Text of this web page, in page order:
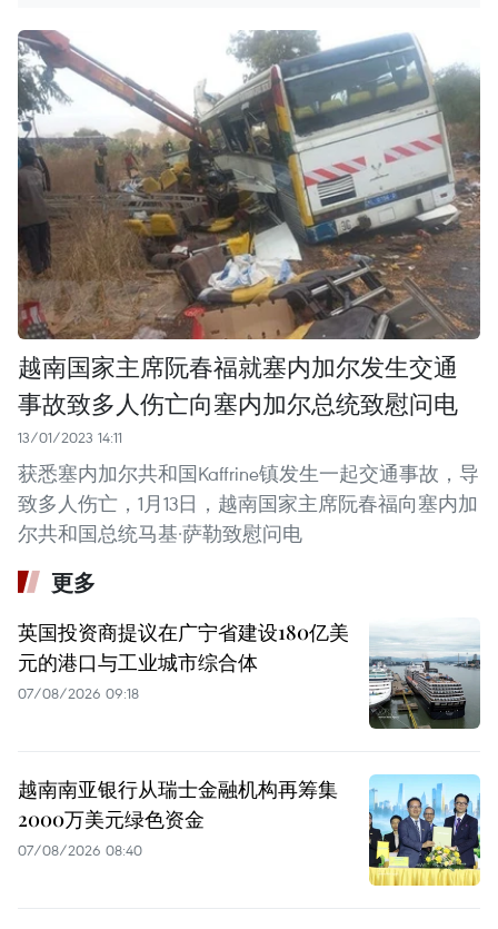
越南国家主席阮春福就塞内加尔发生交通
事故致多人伤亡向塞内加尔总统致慰问电
13/01/2023 14:11
获悉塞内加尔共和国Kaffrine镇发生一起交通事故，导
致多人伤亡，1月13日，越南国家主席阮春福向塞内加
尔共和国总统马基·萨勒致慰问电
更多
英国投资商提议在广宁省建设180亿美
元的港口与工业城市综合体
07/08/2026 09:18
越南南亚银行从瑞士金融机构再筹集
2000万美元绿色资金
07/08/2026 08:40